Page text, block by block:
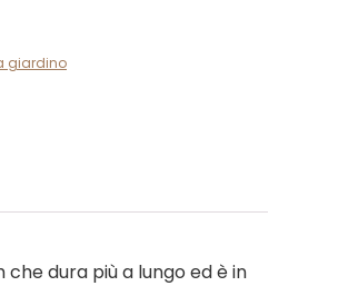
giardino
che dura più a lungo ed è in